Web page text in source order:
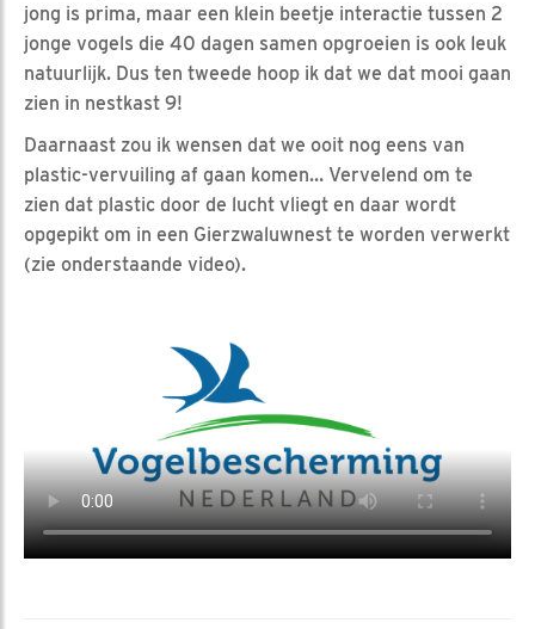
jong is prima, maar een klein beetje interactie tussen 2
jonge vogels die 40 dagen samen opgroeien is ook leuk
natuurlijk. Dus ten tweede hoop ik dat we dat mooi gaan
zien in nestkast 9!
Daarnaast zou ik wensen dat we ooit nog eens van
plastic-vervuiling af gaan komen… Vervelend om te
zien dat plastic door de lucht vliegt en daar wordt
opgepikt om in een Gierzwaluwnest te worden verwerkt
(zie onderstaande video).